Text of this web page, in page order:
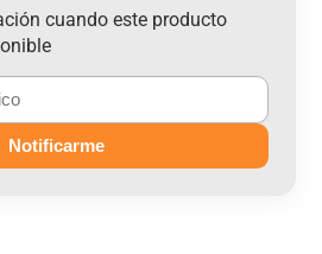
cuando este producto
Notificarme